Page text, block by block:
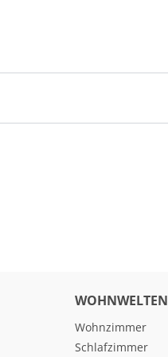
WOHNWELTEN
Wohnzimmer
Schlafzimmer